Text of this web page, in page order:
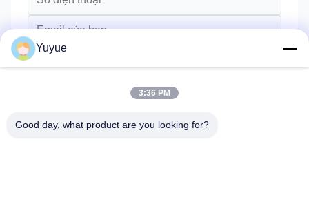
Yuyue
3:36 PM
Good day, what product are you looking for?